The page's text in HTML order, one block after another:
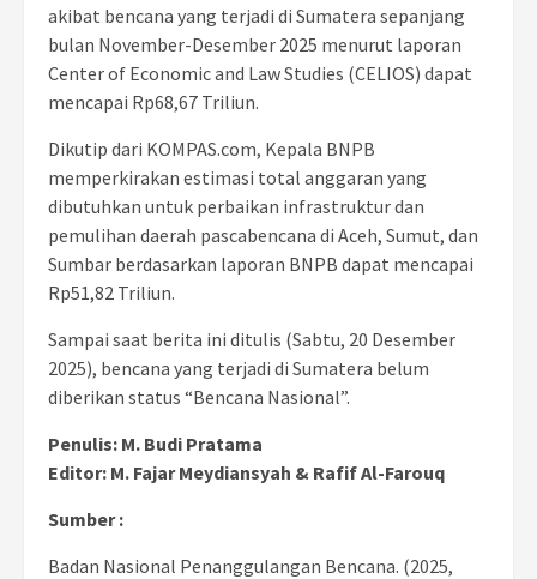
akibat bencana yang terjadi di Sumatera sepanjang
bulan November-Desember 2025 menurut laporan
Center of Economic and Law Studies (CELIOS) dapat
mencapai Rp68,67 Triliun.
Dikutip dari KOMPAS.com, Kepala BNPB
memperkirakan estimasi total anggaran yang
dibutuhkan untuk perbaikan infrastruktur dan
pemulihan daerah pascabencana di Aceh, Sumut, dan
Sumbar berdasarkan laporan BNPB dapat mencapai
Rp51,82 Triliun.
Sampai saat berita ini ditulis (Sabtu, 20 Desember
2025), bencana yang terjadi di Sumatera belum
diberikan status “Bencana Nasional”.
Penulis: M. Budi Pratama
Editor: M. Fajar Meydiansyah & Rafif Al-Farouq
Sumber :
Badan Nasional Penanggulangan Bencana. (2025,